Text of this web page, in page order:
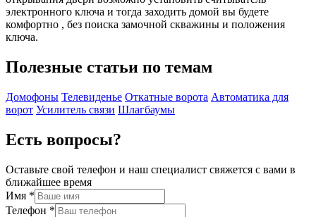
электронного ключа и тогда заходить домой вы будете
комфортно , без поиска замочной скважины и положения
ключа.
Полезные статьи по темам
Домофоны Телевиденье Откатные ворота Автоматика для
ворот Усилитель связи Шлагбаумы
Есть вопросы?
Оставьте свой телефон и наш специалист свяжется с вами в
ближайшее время
Имя *
Телефон *